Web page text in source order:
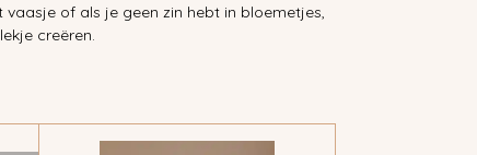
of als je geen zin hebt in bloemetjes,
creëren.